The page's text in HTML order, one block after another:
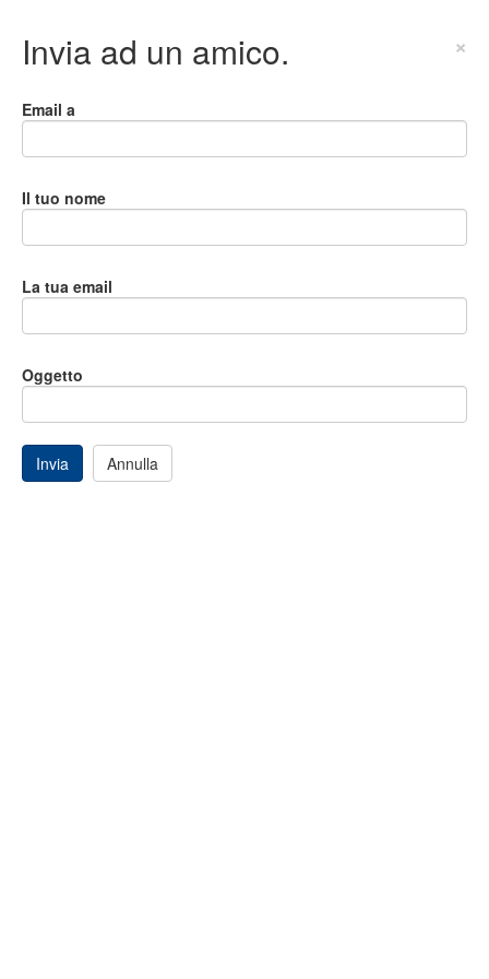
Invia ad un amico. ×
Email a
Il tuo nome
La tua email
Oggetto
Invia Annulla